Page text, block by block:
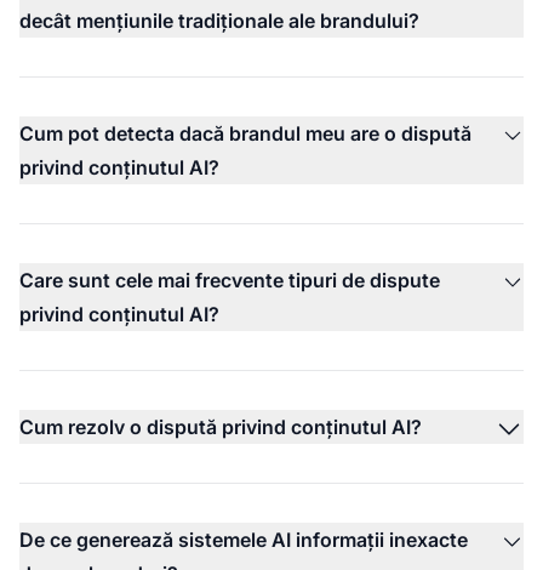
decât mențiunile tradiționale ale brandului?
Cum pot detecta dacă brandul meu are o dispută
privind conținutul AI?
Care sunt cele mai frecvente tipuri de dispute
privind conținutul AI?
Cum rezolv o dispută privind conținutul AI?
De ce generează sistemele AI informații inexacte